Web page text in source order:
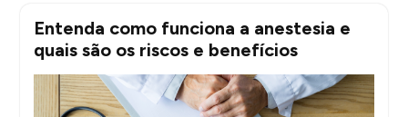
Entenda como funciona a anestesia e
quais são os riscos e benefícios